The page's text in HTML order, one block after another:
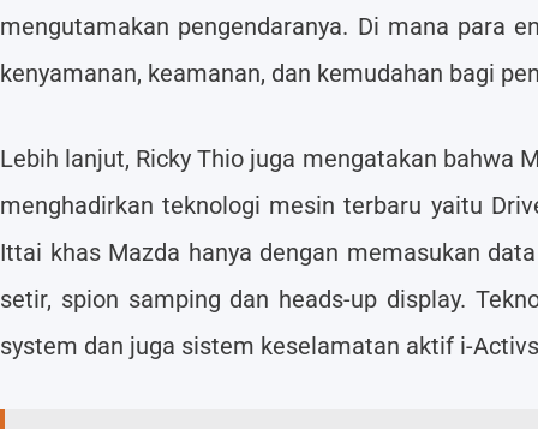
mengutamakan pengendaranya. Di mana para
kenyamanan, keamanan, dan kemudahan bagi
Lebih lanjut, Ricky Thio juga mengatakan bahwa
menghadirkan teknologi mesin terbaru yaitu
Ittai khas Mazda hanya dengan memasukan
setir, spion samping dan heads-up display.
system dan juga sistem keselamatan aktif i-